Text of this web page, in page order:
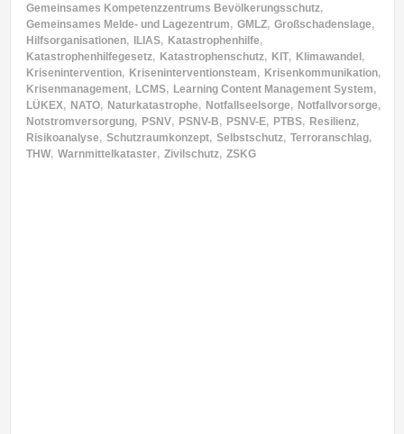
Gemeinsames Kompetenzzentrums Bevölkerungsschutz,
Gemeinsames Melde- und Lagezentrum, GMLZ, Großschadenslage,
Hilfsorganisationen, ILIAS, Katastrophenhilfe,
Katastrophenhilfegesetz, Katastrophenschutz, KIT, Klimawandel,
Krisenintervention, Kriseninterventionsteam, Krisenkommunikation,
Krisenmanagement, LCMS, Learning Content Management System,
LÜKEX, NATO, Naturkatastrophe, Notfallseelsorge, Notfallvorsorge,
Notstromversorgung, PSNV, PSNV-B, PSNV-E, PTBS, Resilienz,
Risikoanalyse, Schutzraumkonzept, Selbstschutz, Terroranschlag,
THW, Warnmittelkataster, Zivilschutz, ZSKG